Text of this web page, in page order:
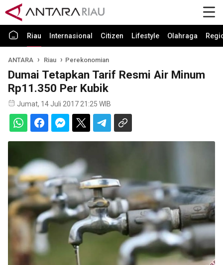
Riau Internasional Citizen Lifestyle Olahraga
ANTARA Riau Perekonomian
Dumai Tetapkan Tarif Resmi Air Minum
Rp11.350 Per Kubik
Jumat, 14 Juli 2017 21:25 WIB